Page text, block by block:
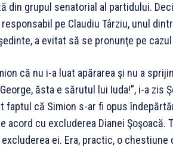
din grupul senatorial al partidului.
pe Claudiu Târziu, unul
a evitat să se pronunţe pe cazul
că nu i-a luat apărarea şi nu a
ăsta e sărutul lui Iuda!”, i-a zis
faptul că Simion s-ar fi opus
acord cu excluderea Dianei Şoşoacă.
ei. Era, practic, o